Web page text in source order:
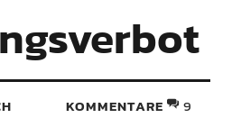
KOMMENTARE 9